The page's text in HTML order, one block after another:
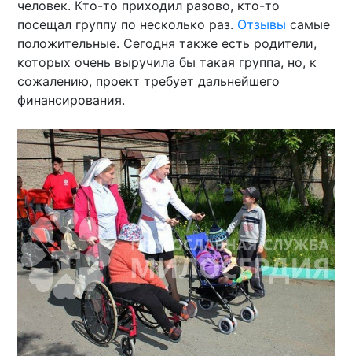
человек. Кто-то приходил разово, кто-то
посещал группу по несколько раз. Отзывы самые
положительные. Сегодня также есть родители,
которых очень выручила бы такая группа, но, к
сожалению, проект требует дальнейшего
финансирования.